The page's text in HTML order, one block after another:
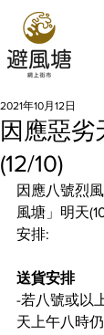
因應惡劣
(12/10)
2021年10月12日
因應八號烈
風塘」明天
安排:
送貨安排
-若八號或以
天上午八時